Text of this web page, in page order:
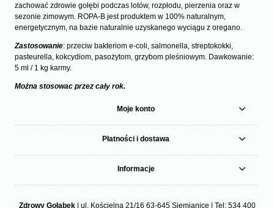
zachować zdrowie gołębi podczas lotów, rozpłodu, pierzenia oraz w
sezonie zimowym. ROPA-B jest produktem w 100% naturalnym,
energetycznym, na bazie naturalnie uzyskanego wyciągu z oregano.
Zastosowanie: przeciw bakteriom e-coli, salmonella, streptokokki,
pasteurella, kokcydiom, pasożytom, grzybom pleśniowym. Dawkowanie:
5 ml / 1 kg karmy.
Można stosowac przez cały rok.
Moje konto
Płatności i dostawa
Informacje
Zdrowy Gołąbek| ul. Kościelna 21/16 63-645 Siemianice | Tel: 534 400